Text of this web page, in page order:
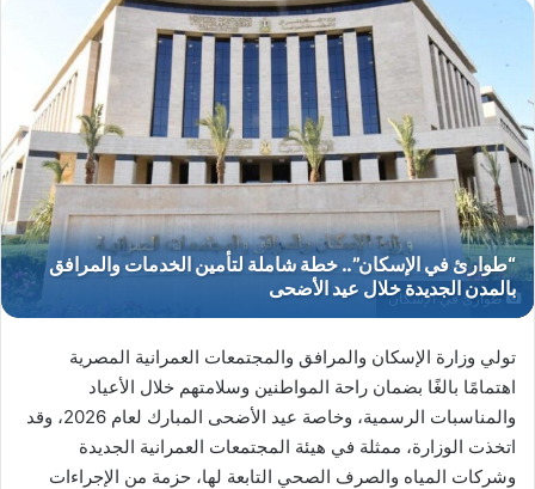
طوارئ في الإسكان
تولي وزارة الإسكان والمرافق والمجتمعات العمرانية المصرية
اهتمامًا بالغًا بضمان راحة المواطنين وسلامتهم خلال الأعياد
والمناسبات الرسمية، وخاصة عيد الأضحى المبارك لعام 2026، وقد
اتخذت الوزارة، ممثلة في هيئة المجتمعات العمرانية الجديدة
وشركات المياه والصرف الصحي التابعة لها، حزمة من الإجراءات